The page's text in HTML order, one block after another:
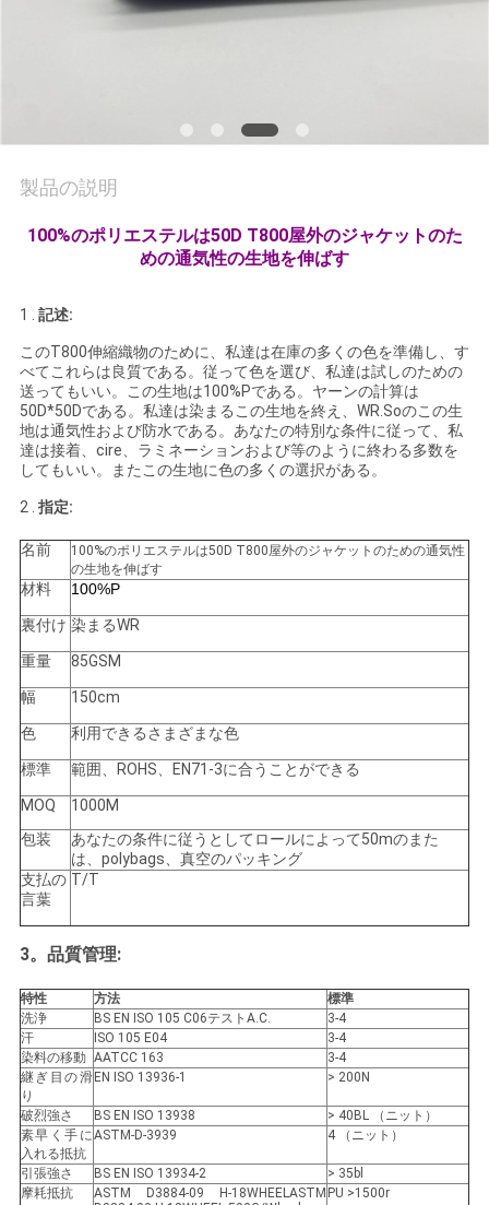
な
さ
ニ
ュ
ー
ス
場
合
COMPANY
NEWS
地
図
PRIVACY
POLICY
製品の説明
100%のポリエステルは50D T800屋外のジャケットのた
めの通気性の生地を伸ばす
1 . 記述:
このT800伸縮織物のために、私達は在庫の多くの色を準備し、す
べてこれらは良質である。従って色を選び、私達は試しのための
送ってもいい。この生地は100%Pである。ヤーンの計算は
50D*50Dである。私達は染まるこの生地を終え、WR.Soのこの生
地は通気性および防水である。あなたの特別な条件に従って、私
達は接着、cire、ラミネーションおよび等のように終わる多数を
してもいい。またこの生地に色の多くの選択がある。
2 . 指定:
名前
100%のポリエステルは50D T800屋外のジャケットのための通気性
の生地を伸ばす
材料 100%P
裏付け 染まるWR
重量 85GSM
幅 150cm
色 利用できるさまざまな色
標準 範囲、ROHS、EN71-3に合うことができる
MOQ
1000M
包装
あなたの条件に従うとしてロールによって50mのまた
は、polybags、真空のパッキング
支払の
言葉
T/T
3。 品質管理:
特性 方法
標準
洗浄
BS EN ISO 105 C06テストA.C.
3-4
汗
ISO 105 E04
3-4
染料の移動 AATCC 163
3-4
継ぎ目の滑
り
EN ISO 13936-1 > 200N
破烈強さ BS EN ISO 13938
> 40BL （ニット）
素早く手に
入れる抵抗
ASTM-D-3939 4 （ニット）
引張強さ BS EN ISO 13934-2
> 35bl
摩耗抵抗
ASTM D3884-09 H-18WHEELASTM PU >1500r